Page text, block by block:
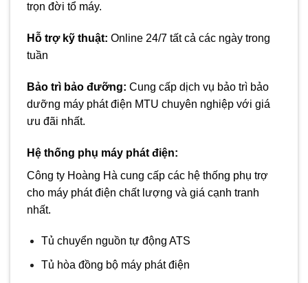
trọn đời tổ máy.
Hỗ trợ kỹ thuật: Online 24/7 tất cả các ngày trong
tuần
Bảo trì bảo đưỡng: Cung cấp dịch vụ bảo trì bảo
dưỡng máy phát điện MTU chuyên nghiệp với giá
ưu đãi nhất.
Hệ thống phụ máy phát điện:
Công ty Hoàng Hà cung cấp các hệ thống phụ trợ
cho máy phát điện chất lượng và giá cạnh tranh
nhất.
Tủ chuyển nguồn tự động ATS
Tủ hòa đồng bộ máy phát điện